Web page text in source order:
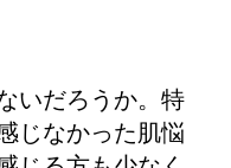
いだろうか。特
じなかった肌悩